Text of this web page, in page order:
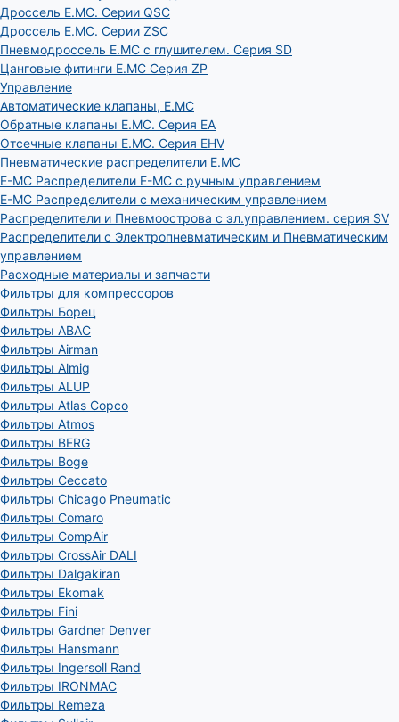
Дроссель E.MC. Серии QSC
Дроссель E.MC. Серии ZSC
Пневмодроссель E.MC с глушителем. Серия SD
Цанговые фитинги E.MC Серия ZP
Управление
Автоматические клапаны, Е.МС
Обратные клапаны E.MC. Серия EA
Отсечные клапаны E.MC. Серия EHV
Пневматические распределители E.MC
E-MC Распределители E-MC с ручным управлением
E-MC Распределители с механическим управлением
Распределители и Пневмоострова с эл.управлением. серия SV
Распределители с Электропневматическим и Пневматическим
управлением
Расходные материалы и запчасти
Фильтры для компрессоров
Фильтры Борец
Фильтры ABAC
Фильтры Airman
Фильтры Almig
Фильтры ALUP
Фильтры Atlas Copco
Фильтры Atmos
Фильтры BERG
Фильтры Boge
Фильтры Ceccato
Фильтры Chicago Pneumatic
Фильтры Comaro
Фильтры CompAir
Фильтры CrossAir DALI
Фильтры Dalgakiran
Фильтры Ekomak
Фильтры Fini
Фильтры Gardner Denver
Фильтры Hansmann
Фильтры Ingersoll Rand
Фильтры IRONMAC
Фильтры Remeza